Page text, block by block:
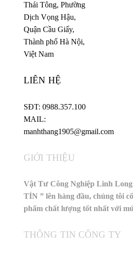
Thái Tông, Phường
Dịch Vọng Hậu,
Quận Cầu Giấy,
Thành phố Hà Nội,
Việt Nam
LIÊN HỆ
SĐT: 0988.357.100
MAIL:
manhthang1905@gmail.com
GIỚI THIỆU
Vật Tư Công Nghiệp Linh
TÍN ” lên hàng đầu, chúng tôi
phẩm chất lượng tốt nhất với
THÔNG TIN CÔNG TY